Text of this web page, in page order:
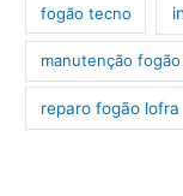
fogão tecno
manutenção
reparo fogão lofra